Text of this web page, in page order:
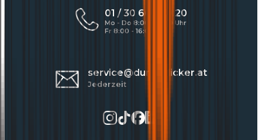
01 / 30 60 900 20
Mo - Do 8:00 - 17:00 Uhr
Fr 8:00 - 16:00 Uhr
service@durchblicker.at
Jederzeit